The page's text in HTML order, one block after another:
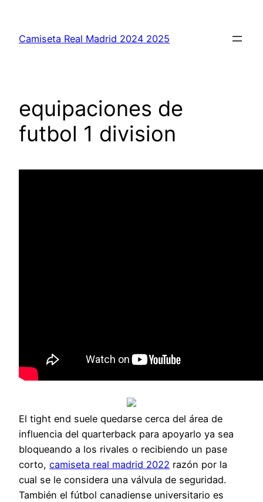
contenido
Camiseta Real Madrid 2024 2025
equipaciones de
futbol 1 division
El tight end suele quedarse cerca del área de
influencia del quarterback para apoyarlo ya sea
bloqueando a los rivales o recibiendo un pase
corto, camiseta real madrid 2022 razón por la
cual se le considera una válvula de seguridad.
También el fútbol canadiense universitario es